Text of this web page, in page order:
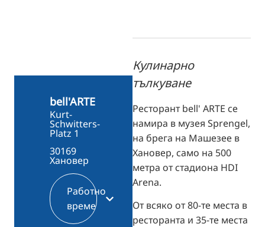
Кулинарно
тълкуване
Ресторант bell' ARTE се
намира в музея Sprengel,
на брега на Машезее в
Хановер, само на 500
метра от стадиона HDI
Arena.
От всяко от 80-те места в
ресторанта и 35-те места
bell'ARTE
Kurt-
Schwitters-
Platz 1
30169
Хановер
Работно
време